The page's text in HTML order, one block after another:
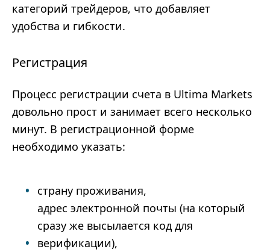
категорий трейдеров, что добавляет
удобства и гибкости.
Регистрация
Процесс регистрации счета в Ultima Markets
довольно прост и занимает всего несколько
минут. В регистрационной форме
необходимо указать:
страну проживания,
адрес электронной почты (на который
сразу же высылается код для
верификации),